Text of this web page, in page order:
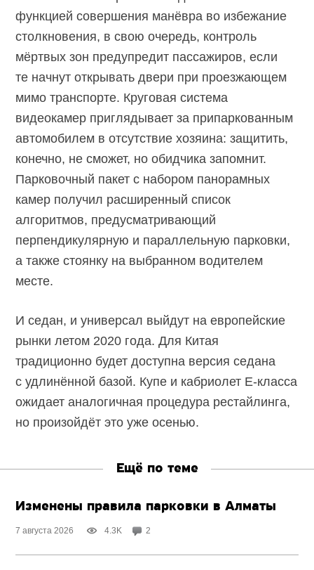
функцией совершения манёвра во избежание
столкновения, в свою очередь, контроль
мёртвых зон предупредит пассажиров, если
те начнут открывать двери при проезжающем
мимо транспорте. Круговая система
видеокамер приглядывает за припаркованным
автомобилем в отсутствие хозяина: защитить,
конечно, не сможет, но обидчика запомнит.
Парковочный пакет с набором панорамных
камер получил расширенный список
алгоритмов, предусматривающий
перпендикулярную и параллельную парковки,
а также стоянку на выбранном водителем
месте.
И седан, и универсал выйдут на европейские
рынки летом 2020 года. Для Китая
традиционно будет доступна версия седана
с удлинённой базой. Купе и кабриолет Е-класса
ожидает аналогичная процедура рестайлинга,
но произойдёт это уже осенью.
Ещё по теме
Изменены правила парковки в Алматы
7 августа 2026 4.3K 2